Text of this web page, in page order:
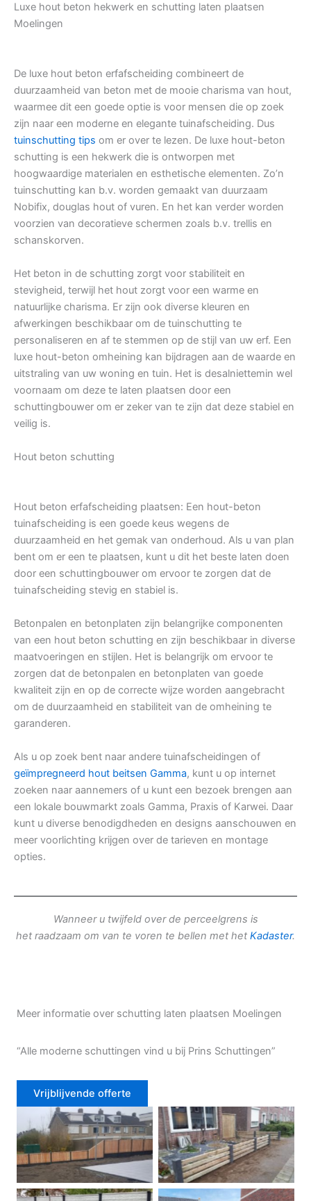
Luxe hout beton hekwerk en schutting laten plaatsen
Moelingen
De luxe hout beton erfafscheiding combineert de
duurzaamheid van beton met de mooie charisma van hout,
waarmee dit een goede optie is voor mensen die op zoek
zijn naar een moderne en elegante tuinafscheiding. Dus
tuinschutting tips om er over te lezen. De luxe hout-beton
schutting is een hekwerk die is ontworpen met
hoogwaardige materialen en esthetische elementen. Zo’n
tuinschutting kan b.v. worden gemaakt van duurzaam
Nobifix, douglas hout of vuren. En het kan verder worden
voorzien van decoratieve schermen zoals b.v. trellis en
schanskorven.
Het beton in de schutting zorgt voor stabiliteit en
stevigheid, terwijl het hout zorgt voor een warme en
natuurlijke charisma. Er zijn ook diverse kleuren en
afwerkingen beschikbaar om de tuinschutting te
personaliseren en af te stemmen op de stijl van uw erf. Een
luxe hout-beton omheining kan bijdragen aan de waarde en
uitstraling van uw woning en tuin. Het is desalniettemin wel
voornaam om deze te laten plaatsen door een
schuttingbouwer om er zeker van te zijn dat deze stabiel en
veilig is.
Hout beton schutting
Hout beton erfafscheiding plaatsen: Een hout-beton
tuinafscheiding is een goede keus wegens de
duurzaamheid en het gemak van onderhoud. Als u van plan
bent om er een te plaatsen, kunt u dit het beste laten doen
door een schuttingbouwer om ervoor te zorgen dat de
tuinafscheiding stevig en stabiel is.
Betonpalen en betonplaten zijn belangrijke componenten
van een hout beton schutting en zijn beschikbaar in diverse
maatvoeringen en stijlen. Het is belangrijk om ervoor te
zorgen dat de betonpalen en betonplaten van goede
kwaliteit zijn en op de correcte wijze worden aangebracht
om de duurzaamheid en stabiliteit van de omheining te
garanderen.
Als u op zoek bent naar andere tuinafscheidingen of
geïmpregneerd hout beitsen Gamma, kunt u op internet
zoeken naar aannemers of u kunt een bezoek brengen aan
een lokale bouwmarkt zoals Gamma, Praxis of Karwei. Daar
kunt u diverse benodigdheden en designs aanschouwen en
meer voorlichting krijgen over de tarieven en montage
opties.
Wanneer u twijfeld over de perceelgrens is
het raadzaam om van te voren te bellen met het Kadaster.
Meer informatie over schutting laten plaatsen Moelingen
“Alle moderne schuttingen vind u bij Prins Schuttingen”
Vrijblijvende offerte
Douglas schutting Tuinhek voortuin